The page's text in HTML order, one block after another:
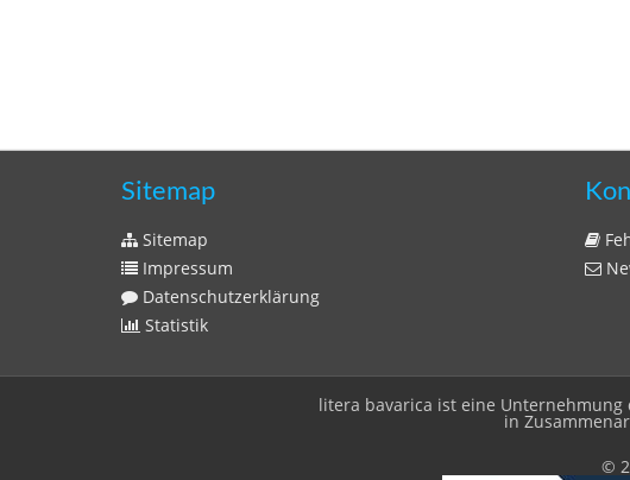
Sitemap
Sitemap
Impressum
Datenschutzerklärung
Statistik
litera bavarica ist eine Unternehmung
in
©